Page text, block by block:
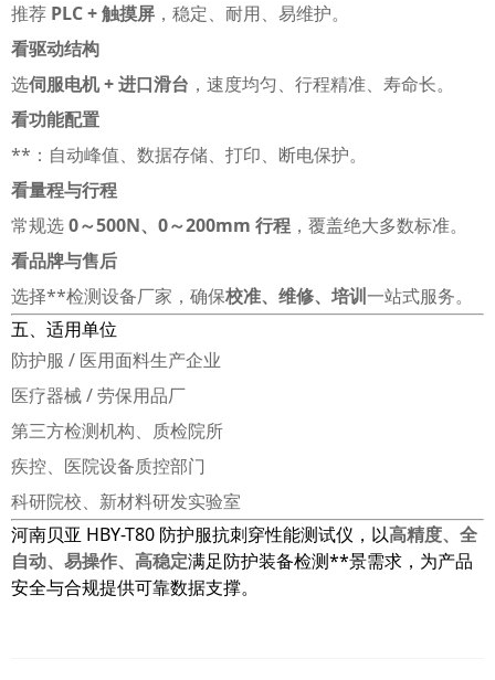
推荐 PLC + 触摸屏 ，稳定、耐用、易维护。
看驱动结构
选伺服电机 + 进口滑台 ，速度均匀、行程精准、寿命长。
看功能配置
**：自动峰值、数据存储、打印、断电保护。
看量程与行程
常规选0～500N、0～200mm 行程 ，覆盖绝大多数标准。
看品牌与售后
选择**检测设备厂家，确保校准、维修、培训一站式服务。
五、适用单位
防护服 / 医用面料生产企业
医疗器械 / 劳保用品厂
第三方检测机构、质检院所
疾控、医院设备质控部门
科研院校、新材料研发实验室
河南贝亚 HBY-T80 防护服抗刺穿性能测试仪，以高精度、全
自动、易操作、高稳定满足防护装备检测**景需求，为产品
安全与合规提供可靠数据支撑。